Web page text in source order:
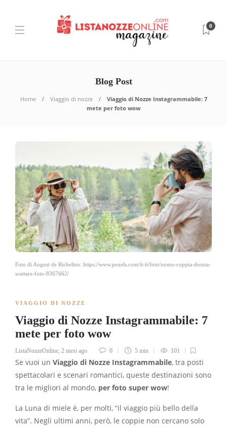
0
Blog Post
Home Viaggio di nozze
Viaggio di Nozze Instagrammabile: 7
mete per foto wow
Foto di August de Richelieu: https://www.pexels.com/it-it/foto/uomo-coppia-donna-
scattare-foto-8367662/
VIAGGIO DI NOZZE
Viaggio di Nozze Instagrammabile: 7
mete per foto wow
ListaNozzeOnline, 2 mesi ago 0 5 min 101
Se vuoi un Viaggio di Nozze Instagrammabile, tra posti
spettacolari e scenari romantici, queste destinazioni sono
tra le migliori al mondo, per foto super wow!
La Luna di miele è, per molti, “il viaggio più bello della
vita”. Negli ultimi anni, però, le coppie non cercano solo